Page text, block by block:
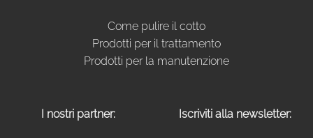
Come pulire il cotto
Prodotti per il trattamento
Prodotti per la manutenzione
I nostri partner: Iscriviti alla newsletter: